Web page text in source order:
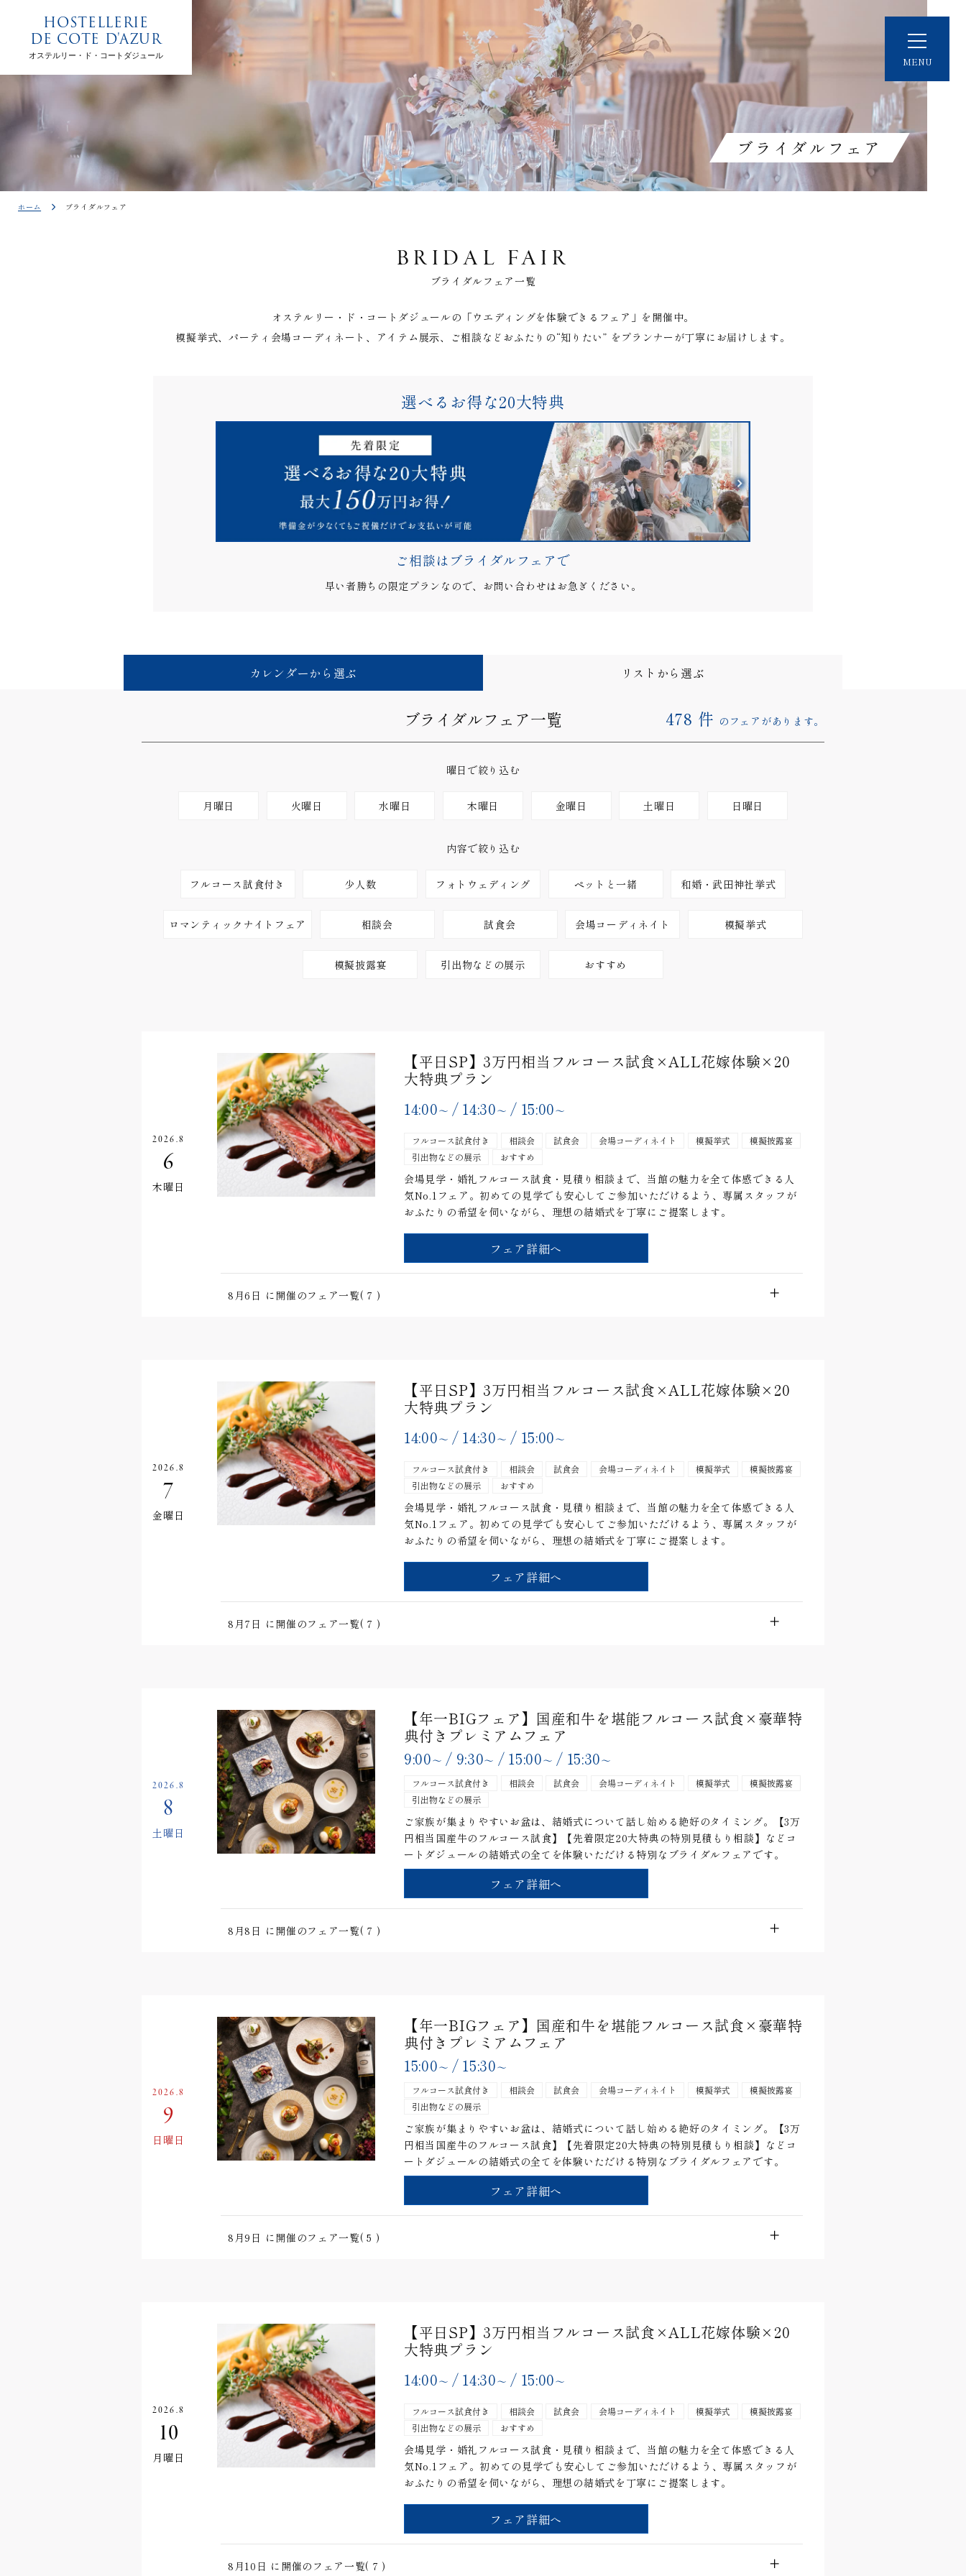
MENU
HOSTELLERIE
DE COTE D'AZUR
オステルリー・ド・コートダジュール
ブライダルフェア
ホーム ブライダルフェア
BRIDAL FAIR
ブライダルフェア一覧
オステルリー・ド・コートダジュールの「ウエディングを体験できるフェア」を開催中。
模擬挙式、パーティ会場コーディネート、アイテム展⽰、ご相談などおふたりの“知りたい” をプランナーが丁寧にお届けします。
選べるお得な20大特典
ご相談はブライダルフェアで
早い者勝ちの限定プランなので、お問い合わせはお急ぎください。
カレンダーから選ぶ リストから選ぶ
ブライダルフェア一覧 478 件 のフェアがあります。
曜日で絞り込む
月曜日 火曜日 水曜日 木曜日 金曜日 土曜日 日曜日
内容で絞り込む
フルコース試食付き 少人数 フォトウェディング ペットと一緒 和婚・武田神社挙式
ロマンティックナイトフェア 相談会 試食会 会場コーディネイト 模擬挙式
模擬披露宴 引出物などの展示 おすすめ
2026.8
6
木曜日
【平日SP】3万円相当フルコース試食×ALL花嫁体験×20
大特典プラン
14:00〜 / 14:30〜 / 15:00〜
フルコース試食付き 相談会 試食会 会場コーディネイト 模擬挙式
模擬披露宴
引出物などの展示
おすすめ
会場見学・婚礼フルコース試食・見積り相談まで、当館の魅力を全て体感できる人
気No.1フェア。初めての見学でも安心してご参加いただけるよう、専属スタッフが
おふたりの希望を伺いながら、理想の結婚式を丁寧にご提案します。
フェア詳細へ
8月6日 に開催のフェア一覧( 7 )
2026.8
7
金曜日
【平日SP】3万円相当フルコース試食×ALL花嫁体験×20
大特典プラン
14:00〜 / 14:30〜 / 15:00〜
フルコース試食付き 相談会 試食会 会場コーディネイト 模擬挙式
模擬披露宴
引出物などの展示
おすすめ
会場見学・婚礼フルコース試食・見積り相談まで、当館の魅力を全て体感できる人
気No.1フェア。初めての見学でも安心してご参加いただけるよう、専属スタッフが
おふたりの希望を伺いながら、理想の結婚式を丁寧にご提案します。
フェア詳細へ
8月7日 に開催のフェア一覧( 7 )
2026.8
8
土曜日
【年一BIGフェア】国産和牛を堪能フルコース試食×豪華特
典付きプレミアムフェア
9:00〜 / 9:30〜 / 15:00〜 / 15:30〜
フルコース試食付き 相談会 試食会 会場コーディネイト 模擬挙式
模擬披露宴
引出物などの展示
ご家族が集まりやすいお盆は、結婚式について話し始める絶好のタイミング。【3万
円相当国産牛のフルコース試食】【先着限定20大特典の特別見積もり相談】などコ
ートダジュールの結婚式の全てを体験いただける特別なブライダルフェアです。
フェア詳細へ
8月8日 に開催のフェア一覧( 7 )
2026.8
9
日曜日
【年一BIGフェア】国産和牛を堪能フルコース試食×豪華特
典付きプレミアムフェア
15:00〜 / 15:30〜
フルコース試食付き 相談会 試食会 会場コーディネイト 模擬挙式
模擬披露宴
引出物などの展示
ご家族が集まりやすいお盆は、結婚式について話し始める絶好のタイミング。【3万
円相当国産牛のフルコース試食】【先着限定20大特典の特別見積もり相談】などコ
ートダジュールの結婚式の全てを体験いただける特別なブライダルフェアです。
フェア詳細へ
8月9日 に開催のフェア一覧(5 )
2026.8
10
月曜日
【平日SP】3万円相当フルコース試食×ALL花嫁体験×20
大特典プラン
14:00〜 / 14:30〜 / 15:00〜
フルコース試食付き 相談会 試食会 会場コーディネイト 模擬挙式
模擬披露宴
引出物などの展示
おすすめ
会場見学・婚礼フルコース試食・見積り相談まで、当館の魅力を全て体感できる人
気No.1フェア。初めての見学でも安心してご参加いただけるよう、専属スタッフが
おふたりの希望を伺いながら、理想の結婚式を丁寧にご提案します。
フェア詳細へ
8月10日 に開催のフェア一覧( 7 )